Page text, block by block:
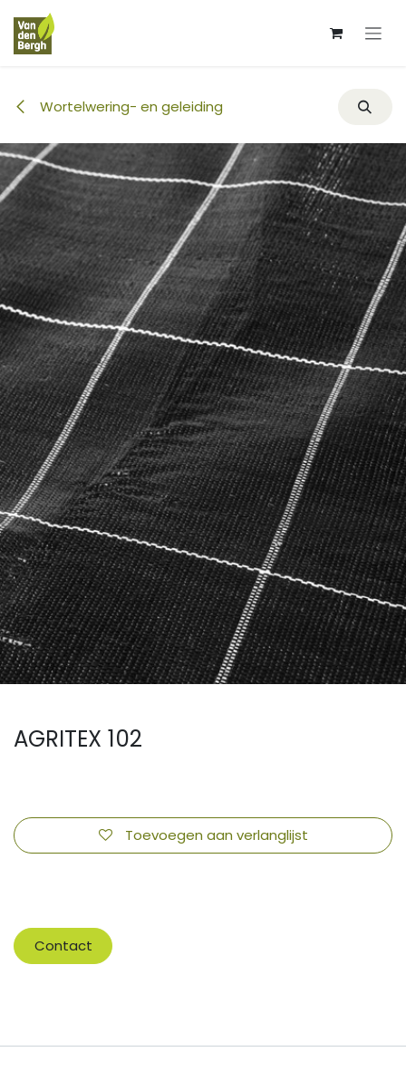
Overslaan naar inhoud
Wortelwering- en geleiding
AGRITEX 102
Toevoegen aan verlanglijst
Contact